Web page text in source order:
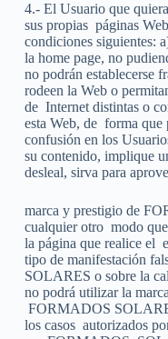
4.- El Usuario que
sus propias páginas
condiciones siguientes:
la home page, no
no podrán establecerse
rodeen la Web o
de Internet distintas o
esta Web, de forma que
confusión en los
su contenido, implique
desleal, sirva para
marca y prestigio de
cualquier otro modo
la página que realice el
tipo de manifestación
SOLARES o sobre la
no podrá utilizar la
FORMADOS
los casos autorizados